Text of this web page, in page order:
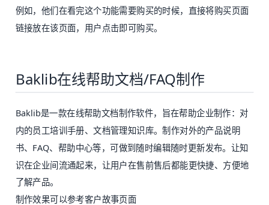
例如，他们在看完这个功能需要购买的时候，直接将购买页面
链接放在该页面，用户点击即可购买。
Baklib在线帮助文档/FAQ制作
Baklib是一款在线帮助文档制作软件，旨在帮助企业制作：对
内的员工培训手册、文档管理知识库。制作对外的产品说明
书、FAQ、帮助中心等，可做到随时编辑随时更新发布。让知
识在企业间流通起来，让用户在售前售后都能更快捷、方便地
了解产品。
制作效果可以参考客户故事页面